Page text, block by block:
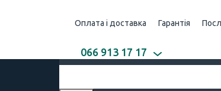
Оплата і доставка Гарантія
066 913 17 17